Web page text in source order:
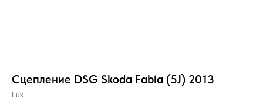
Сцепление DSG Skoda Fabia (5J) 2013
Luk